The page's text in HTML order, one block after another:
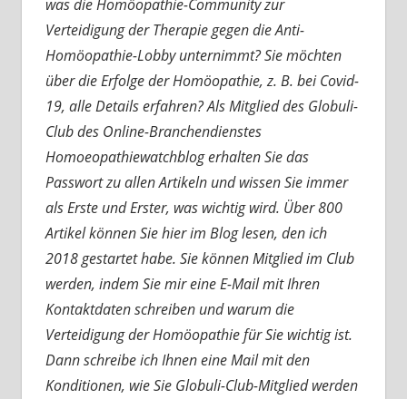
was die Homöopathie-Community zur
Verteidigung der Therapie gegen die Anti-
Homöopathie-Lobby unternimmt? Sie möchten
über die Erfolge der Homöopathie, z. B. bei Covid-
19, alle Details erfahren? Als Mitglied des Globuli-
Club des Online-Branchendienstes
Homoeopathiewatchblog erhalten Sie das
Passwort zu allen Artikeln und wissen Sie immer
als Erste und Erster, was wichtig wird. Über 800
Artikel können Sie hier im Blog lesen, den ich
2018 gestartet habe. Sie können Mitglied im Club
werden, indem Sie mir eine E-Mail mit Ihren
Kontaktdaten schreiben und warum die
Verteidigung der Homöopathie für Sie wichtig ist.
Dann schreibe ich Ihnen eine Mail mit den
Konditionen, wie Sie Globuli-Club-Mitglied werden